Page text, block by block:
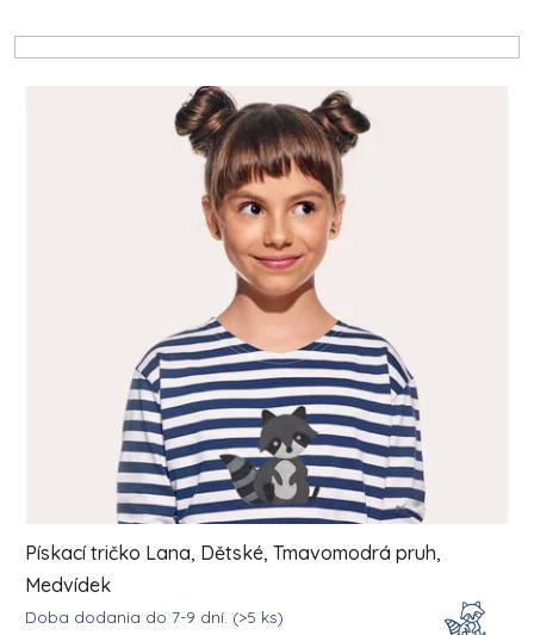
Výpis produktů
Pískací tričko Lana, Dětské, Tmavomodrá pruh,
Medvídek
Doba dodania do 7-9 dní. (>5 ks)